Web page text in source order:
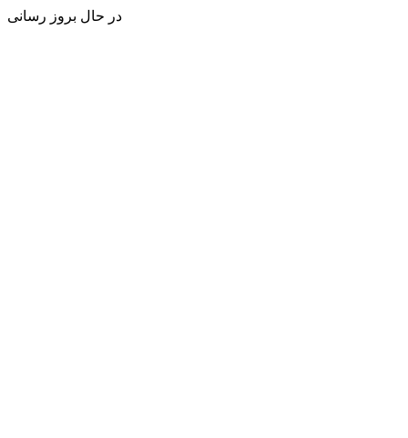
در حال بروز رسانی